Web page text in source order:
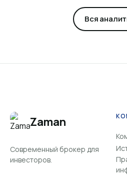
Вся
Zaman
Современный брокер для
инвесторов.